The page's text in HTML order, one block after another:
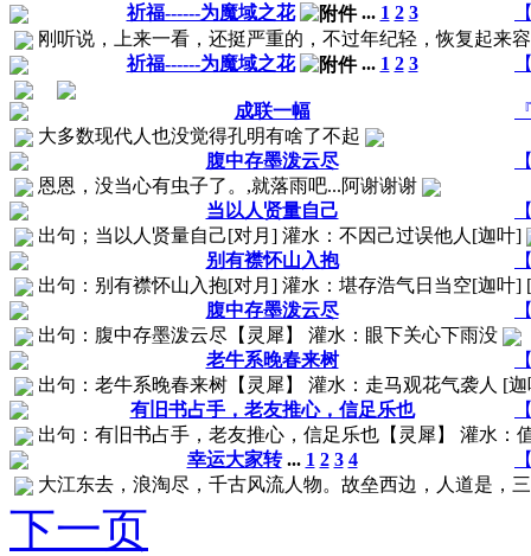
祈福------为魔域之花
... 1 2 3
刚听说，上来一看，还挺严重的，不过年纪轻，恢复起来
祈福------为魔域之花
... 1 2 3
成联一幅
大多数现代人也没觉得孔明有啥了不起
腹中存墨泼云尽
恩恩，没当心有虫子了。,就落雨吧...阿谢谢谢
当以人贤量自己
出句；当以人贤量自己[对月] 灌水：不因己过误他人[迦叶]
别有襟怀山入抱
出句：别有襟怀山入抱[对月] 灌水：堪存浩气日当空[迦叶]
腹中存墨泼云尽
出句：腹中存墨泼云尽【灵犀】 灌水：眼下关心下雨没
老牛系晚春来树
出句：老牛系晚春来树【灵犀】 灌水：走马观花气袭人 [
有旧书占手，老友推心，信足乐也
出句：有旧书占手，老友推心，信足乐也【灵犀】 灌水
幸运大家转 ... 1 2 3 4
大江东去，浪淘尽，千古风流人物。故垒西边，人道是，
下一页